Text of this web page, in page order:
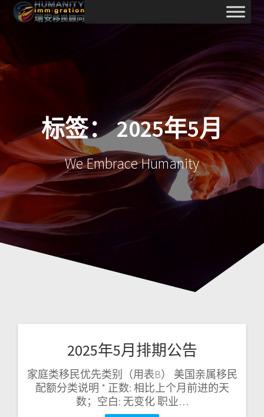
标签：2025年5月
We Embrace Humanity
2025年5月排期公告
家庭类移民优先类别（用表B） 美国亲属移民
配额分类说明 * 正数: 相比上个月前进的天
数；空白: 无变化 职业…